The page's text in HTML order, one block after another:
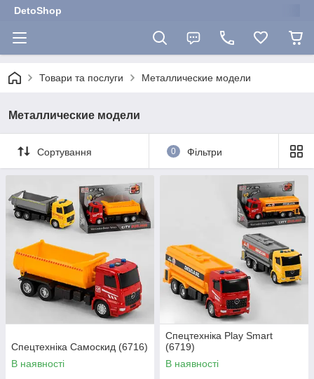
DetoShop
Товари та послуги Металлические модели
Металлические модели
Сортування 0 Фільтри
Спецтехніка Самоскид (6716)
В наявності
Спецтехніка Play Smart
(6719)
В наявності